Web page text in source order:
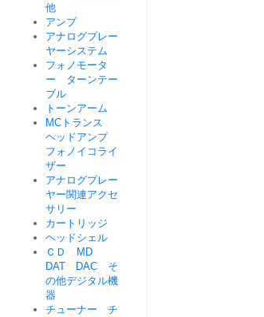
他
アンプ
アナログプレー
ヤーシステム
フォノモータ
ー ターンテー
ブル
トーンアーム
MCトランス
ヘッドアンプ
フォノイコライ
ザー
アナログプレー
ヤー関連アクセ
サリー
カートリッジ
ヘッドシェル
ＣＤ MD
DAT DAC そ
の他デジタル機
器
チューナー チ